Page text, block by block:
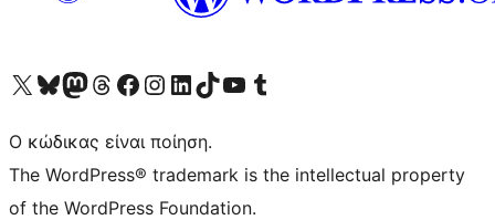
Visit our X (formerly Twitter) account
Visit our Bluesky account
Επισκεφθείτε τον λογαριασμό μας στο Mastodon
Visit our Threads account
Επισκεφτείτε τη σελίδα μας στο Facebook
Επισκεφθείτε τον λογαριασμό μας Instagram
Επισκεφθείτε τον λογαριασμό μας LinkedIn
Visit our TikTok account
Visit our YouTube channel
Visit our Tumblr account
Ο κώδικας είναι ποίηση.
The WordPress® trademark is the intellectual property
of the WordPress Foundation.